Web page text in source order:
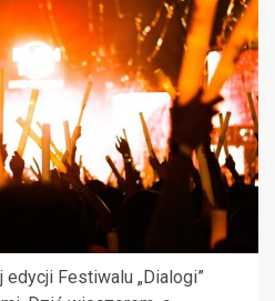
Festiwalu „Dialogi”